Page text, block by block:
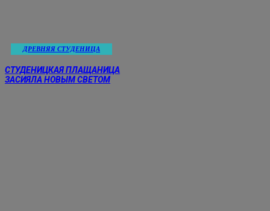
ДРЕВНЯЯ СТУДЕНИЦА
СТУДЕНИЦКАЯ ПЛАЩАНИЦА
ЗАСИЯЛА НОВЫМ СВЕТОМ